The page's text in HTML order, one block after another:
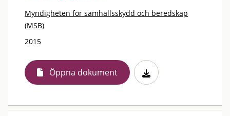
Myndigheten för samhällsskydd och beredskap
(MSB)
2015
Öppna dokument